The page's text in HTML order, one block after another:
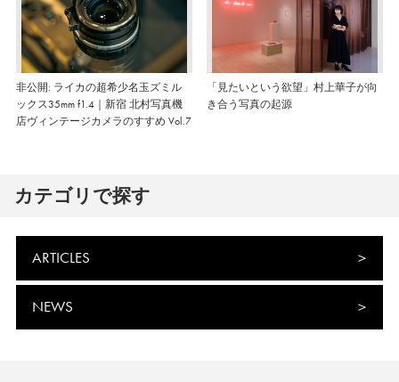
非公開: ライカの超希少名玉ズミル
ックス35mm f1.4｜新宿 北村写真機
店ヴィンテージカメラのすすめ Vol.7
「見たいという欲望」村上華子が向
き合う写真の起源
カテゴリで探す
ARTICLES
NEWS